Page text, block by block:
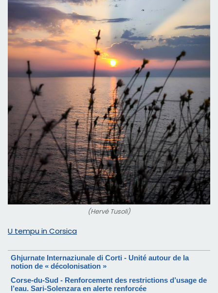
(Hervé Tusoli)
U tempu in Corsica
Ghjurnate Internaziunale di Corti - Unité autour de la
notion de « décolonisation »
Corse-du-Sud - Renforcement des restrictions d’usage de
l’eau. Sari-Solenzara en alerte renforcée